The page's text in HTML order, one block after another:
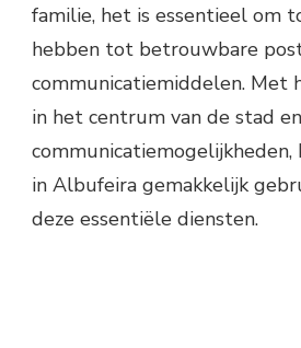
familie, het is essentieel om
hebben tot betrouwbare
communicatiemiddelen. Met
in het centrum van de stad
communicatiemogelijkheden,
in Albufeira gemakkelijk
deze essentiële diensten.